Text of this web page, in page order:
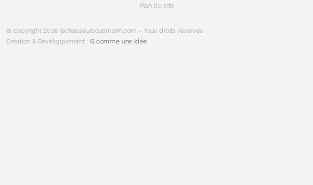
© Copyright 2026 lechasseursousmarin.com - Tous droits réservés
Création & Développement :G comme une idée
Plan du site